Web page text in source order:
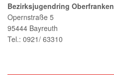
Bezirksjugendring Oberfranken
Opernstraße 5
95444 Bayreuth
Tel.: 0921/ 63310